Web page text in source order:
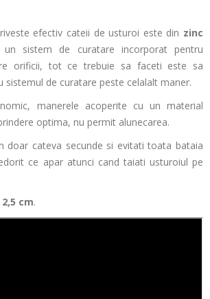
efectiv cateii de usturoi este din zinc
sistem de curatare incorporat pentru
orificii, tot ce trebuie sa faceti este sa
sistemul de curatare peste celalalt maner.
manerele acoperite cu un material
optima, nu permit alunecarea.
doar cateva secunde si evitati toata bataia
ce apar atunci cand taiati usturoiul pe
cm.